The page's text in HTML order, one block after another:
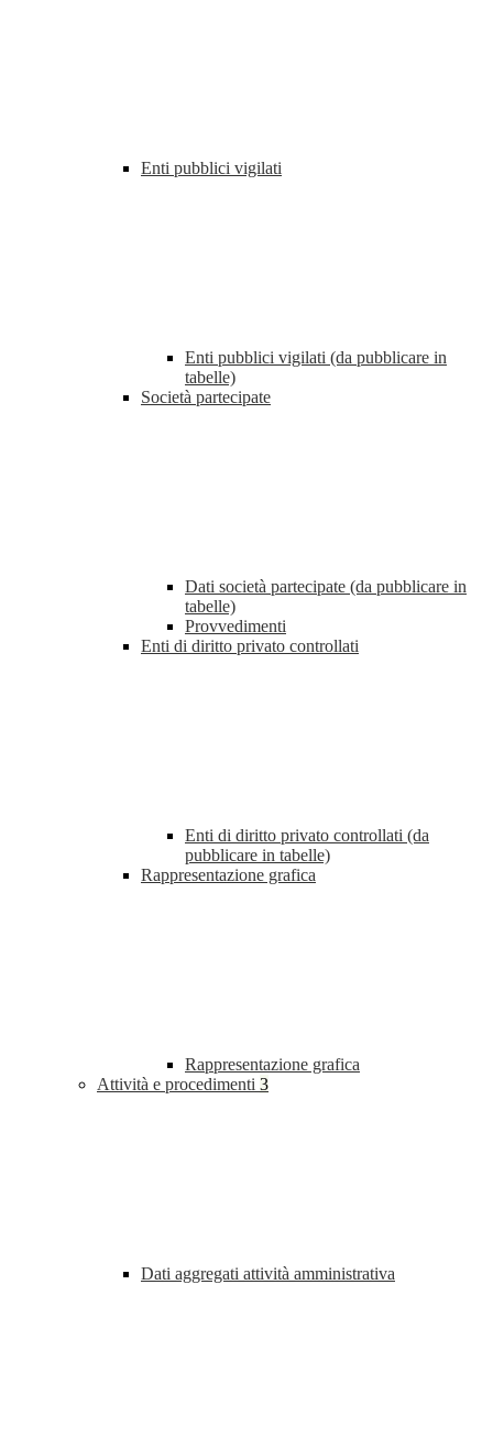
Enti pubblici vigilati
Enti pubblici vigilati (da pubblicare in
tabelle)
Società partecipate
Dati società partecipate (da pubblicare in
tabelle)
Provvedimenti
Enti di diritto privato controllati
Enti di diritto privato controllati (da
pubblicare in tabelle)
Rappresentazione grafica
Rappresentazione grafica
Attività e procedimenti 3
Dati aggregati attività amministrativa